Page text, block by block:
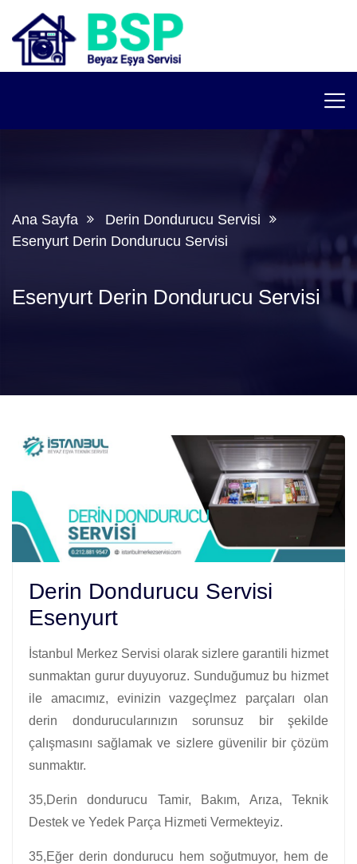
Ana Sayfa
Derin Dondurucu Servisi
Esenyurt Derin Dondurucu Servisi
Esenyurt Derin Dondurucu Servisi
Derin Dondurucu Servisi
Esenyurt
İstanbul Merkez Servisi olarak sizlere garantili hizmet
sunmaktan gurur duyuyoruz. Sunduğumuz bu hizmet
ile amacımız, evinizin vazgeçlmez parçaları olan
derin dondurucularınızın sorunsuz bir şekilde
çalışmasını sağlamak ve sizlere güvenilir bir çözüm
sunmaktır.
35,Derin dondurucu Tamir, Bakım, Arıza, Teknik
Destek ve Yedek Parça Hizmeti Vermekteyiz.
35,Eğer derin dondurucu hem soğutmuyor, hem de